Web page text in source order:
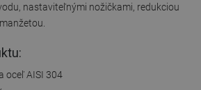
nastaviteľnými nožičkami, redukciou
oceľ AISI 304